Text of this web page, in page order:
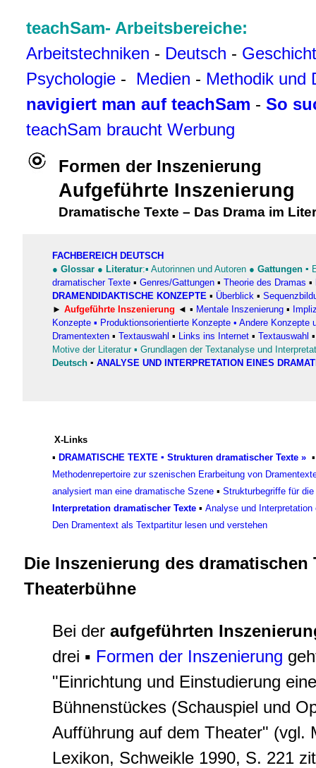
teachSam- Arbeitsbereiche:
Arbeitstechniken - Deutsch -
Psychologie - Medien - Methodik und
navigiert man auf teachSam - So
teachSam braucht Werbung
Formen der Inszenierung
Aufgeführte Inszenierung
Dramatische Texte – Das Drama im
FACHBEREICH DEUTSCH
● Glossar ● Literatur:▪ Autorinnen und Autoren ● Gattungen ▪
dramatischer Texte ▪ Genres/Gattungen ▪ Theorie des Dramas ▪
DRAMENDIDAKTISCHE KONZEPTE ▪ Überblick ▪
► Aufgeführte Inszenierung ◄ ▪ Mentale Inszenierung ▪
Konzepte ▪ Produktionsorientierte Konzepte • Andere Konzepte
Dramentexten ▪ Textauswahl ▪ Links ins Internet ▪ Textauswahl
Motive der Literatur▪ Grundlagen der Textanalyse und
Deutsch ▪ ANALYSE UND INTERPRETATION EINES
X-Links
▪ DRAMATISCHE TEXTE ▪ Strukturen dramatischer Texte »
Methodenrepertoire zur szenischen Erarbeitung von
analysiert man eine dramatische Szene ▪ Strukturbegriffe für
Interpretation dramatischer Texte ▪ Analyse und
Den Dramentext als Textpartitur lesen und verstehen
Die Inszenierung des dramatischen
Theaterbühne
Bei der aufgeführten
drei ▪ Formen der Inszenierung
"Einrichtung und Einstudierung
Bühnenstückes (Schauspiel und
Aufführung auf dem Theater" (vgl.
Lexikon, Schweikle 1990, S. 221